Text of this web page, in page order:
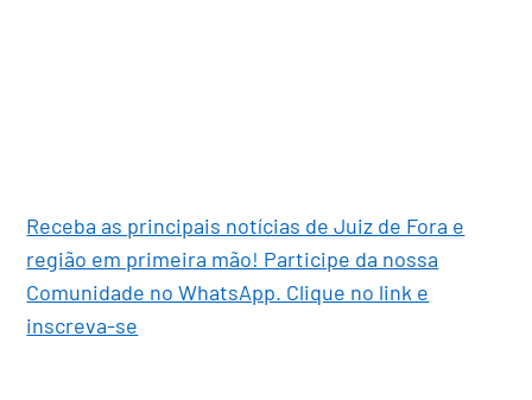
Receba as principais notícias de Juiz de Fora e
região em primeira mão! Participe da nossa
Comunidade no WhatsApp. Clique no link e
inscreva-se